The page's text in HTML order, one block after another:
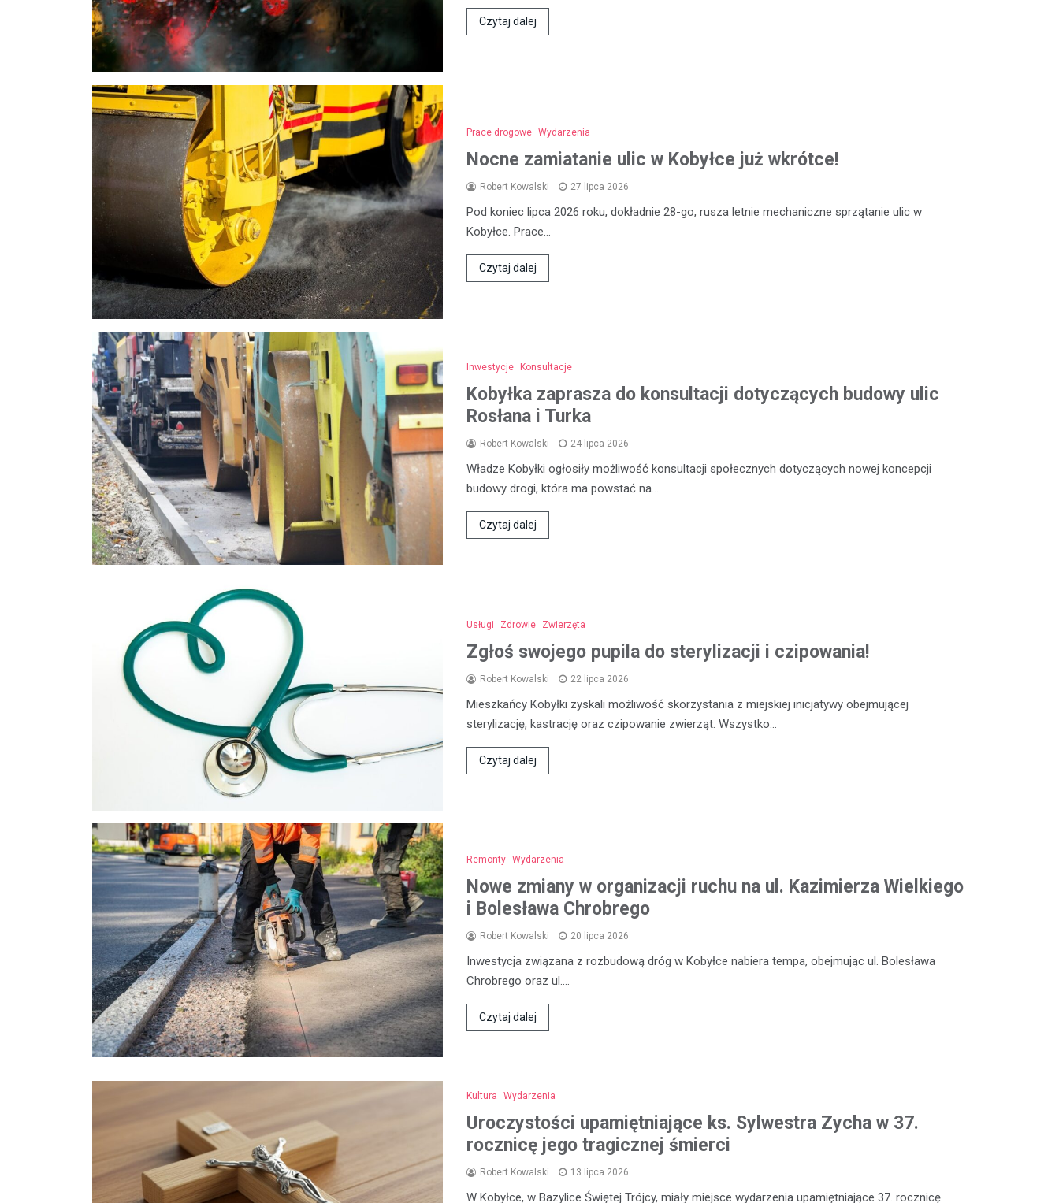
Czytaj dalej
Prace drogowe Wydarzenia
Nocne zamiatanie ulic w Kobyłce już wkrótce!
Robert Kowalski 27 lipca 2026
Pod koniec lipca 2026 roku, dokładnie 28-go, rusza letnie mechaniczne sprzątanie ulic w
Kobyłce. Prace…
Czytaj dalej
Inwestycje Konsultacje
Kobyłka zaprasza do konsultacji dotyczących budowy ulic
Rosłana i Turka
Robert Kowalski 24 lipca 2026
Władze Kobyłki ogłosiły możliwość konsultacji społecznych dotyczących nowej koncepcji
budowy drogi, która ma powstać na…
Czytaj dalej
Usługi Zdrowie Zwierzęta
Zgłoś swojego pupila do sterylizacji i czipowania!
Robert Kowalski 22 lipca 2026
Mieszkańcy Kobyłki zyskali możliwość skorzystania z miejskiej inicjatywy obejmującej
sterylizację, kastrację oraz czipowanie zwierząt. Wszystko…
Czytaj dalej
Remonty Wydarzenia
Nowe zmiany w organizacji ruchu na ul. Kazimierza Wielkiego
i Bolesława Chrobrego
Robert Kowalski 20 lipca 2026
Inwestycja związana z rozbudową dróg w Kobyłce nabiera tempa, obejmując ul. Bolesława
Chrobrego oraz ul.…
Czytaj dalej
Kultura Wydarzenia
Uroczystości upamiętniające ks. Sylwestra Zycha w 37.
rocznicę jego tragicznej śmierci
Robert Kowalski 13 lipca 2026
W Kobyłce, w Bazylice Świętej Trójcy, miały miejsce wydarzenia upamiętniające 37. rocznicę